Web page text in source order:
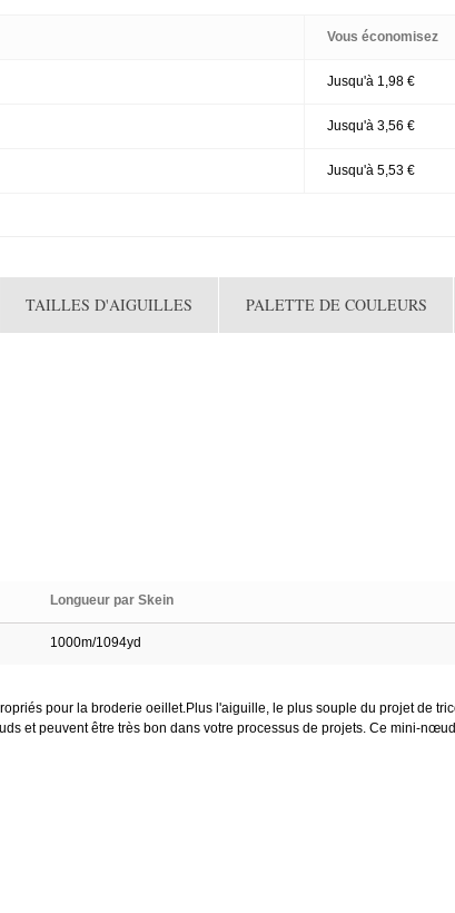
Vous économisez
Jusqu'à 1,98 €
Jusqu'à 3,56 €
Jusqu'à 5,53 €
TAILLES D'AIGUILLES PALETTE DE COULEURS
Longueur par Skein
1000m/1094yd
pour la broderie oeillet.Plus l'aiguille, le plus souple du projet de
et peuvent être très bon dans votre processus de projets. Ce mini-